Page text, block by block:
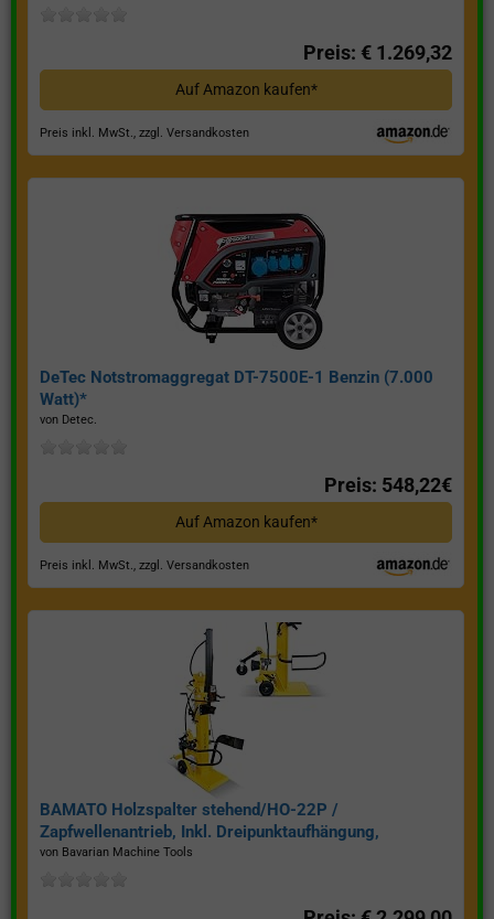
Preis: € 1.269,32
Auf Amazon kaufen*
Preis inkl. MwSt., zzgl. Versandkosten
DeTec Notstromaggregat DT-7500E-1 Benzin (7.000
Watt)*
von Detec.
Preis: 548,22€
Auf Amazon kaufen*
Preis inkl. MwSt., zzgl. Versandkosten
BAMATO Holzspalter stehend/HO-22P /
Zapfwellenantrieb, Inkl. Dreipunktaufhängung,
Spaltkraft 22 Tonnen*
von Bavarian Machine Tools